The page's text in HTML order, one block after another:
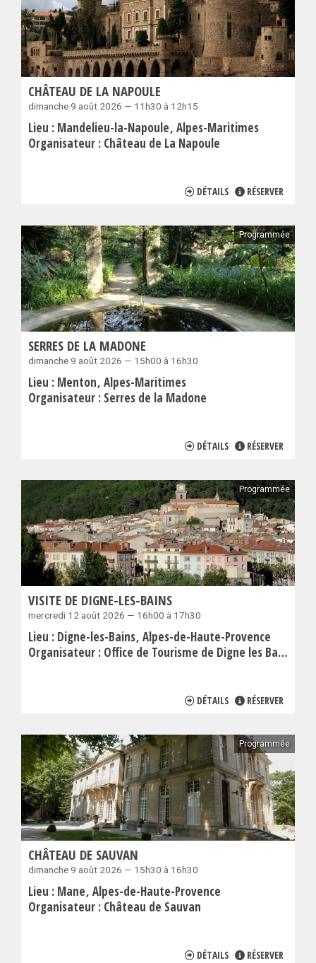
CHÂTEAU DE LA NAPOULE
dimanche 9 août 2026 — 11h30 à 12h15
Lieu : Mandelieu-la-Napoule Alpes-Maritimes
Organisateur : Château de La Napoule
DÉTAILS RÉSERVER
Programmée
SERRES DE LA MADONE
dimanche 9 août 2026 — 15h00 à 16h30
Lieu : Menton Alpes-Maritimes
Organisateur : Serres de la Madone
DÉTAILS RÉSERVER
Programmée
VISITE DE DIGNE-LES-BAINS
mercredi 12 août 2026 — 16h00 à 17h30
Lieu : Digne-les-Bains Alpes-de-Haute-Provence
Organisateur : Office de Tourisme de Digne les Bains
DÉTAILS RÉSERVER
Programmée
CHÂTEAU DE SAUVAN
dimanche 9 août 2026 — 15h30 à 16h30
Lieu : Mane Alpes-de-Haute-Provence
Organisateur : Château de Sauvan
DÉTAILS RÉSERVER